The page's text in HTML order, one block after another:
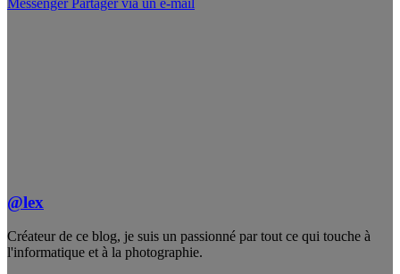
@lex
Créateur de ce blog, je suis un passionné par tout ce qui touche à
l'informatique et à la photographie.